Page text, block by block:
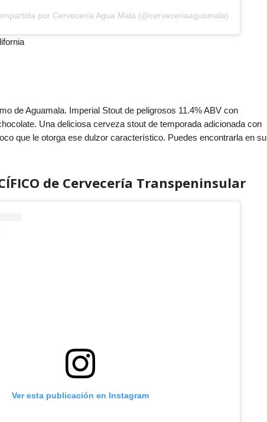
por Cervecería Agua Mala (@cerveceriaaguamala)
de Aguamala. Imperial Stout de peligrosos 11.4% ABV con
Una deliciosa cerveza stout de temporada adicionada con
que le otorga ese dulzor característico. Puedes encontrarla en su
de Cervecería Transpeninsular
Ver esta publicación en Instagram